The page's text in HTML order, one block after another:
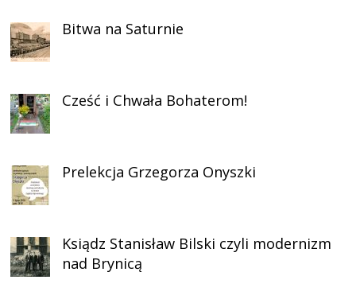
Bitwa na Saturnie
Cześć i Chwała Bohaterom!
Prelekcja Grzegorza Onyszki
Ksiądz Stanisław Bilski czyli modernizm
nad Brynicą